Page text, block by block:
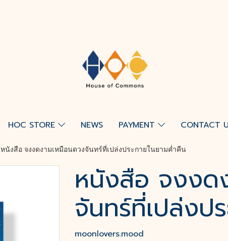
HOC STORE NEWS PAYMENT CONTACT
หนังสือ จงงดงามเหมือนดวงจันทร์ที่เปล่งประกายในยามค่ำคืน
หนังสือ จงงด
จันทร์ที่เปล่งป
moonlovers.mood